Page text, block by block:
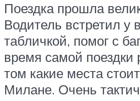
Поездка прошла
Водитель встретил у
табличкой, помог с
время самой поездки
том какие места
Милане. Очень